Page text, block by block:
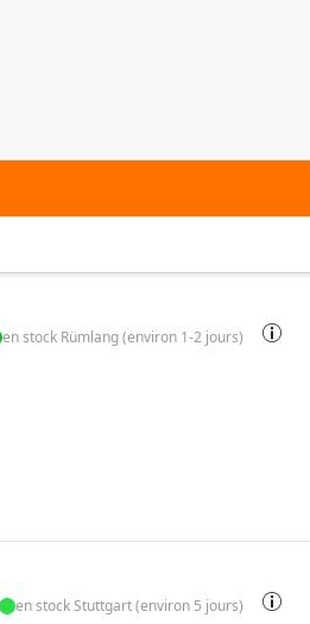
en stock Rümlang (environ 1-2 jours)
en stock Stuttgart (environ 5 jours)